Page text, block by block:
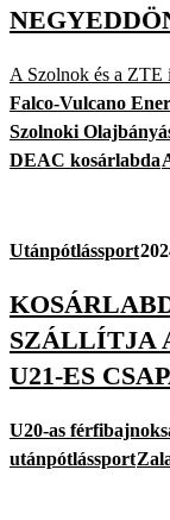
A Szolnok és a ZTE
Falco-Vulcano
Szolnoki
DEAC kosárlabda
Utánpótlássport
SZÁLLÍTJA
U21-ES
U20-as
utánpótlássport